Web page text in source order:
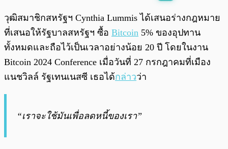
พร้อมเล่น 0:00
วุฒิสมาชิกสหรัฐฯ Cynthia Lummis ได้เสนอร่างกฎหมาย
ที่เสนอให้รัฐบาลสหรัฐฯ ซื้อ Bitcoin 5% ของอุปทาน
ทั้งหมดและถือไว้เป็นเวลาอย่างน้อย 20 ปี โดยในงาน
Bitcoin 2024 Conference เมื่อวันที่ 27 กรกฎาคมที่เมือง
แนชวิลล์ รัฐเทนเนสซี เธอได้กล่าวว่า
“เราจะใช้มันเพื่อลดหนี้ของเรา”